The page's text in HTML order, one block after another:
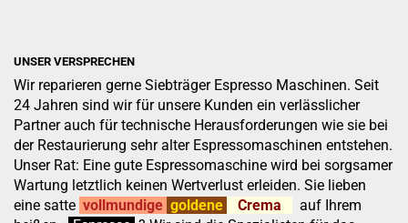
UNSER VERSPRECHEN
Wir reparieren gerne Siebträger Espresso Maschinen. Seit
24 Jahren sind wir für unsere Kunden ein verlässlicher
Partner auch für technische Herausforderungen wie sie bei
der Restaurierung sehr alter Espressomaschinen entstehen.
Unser Rat: Eine gute Espressomaschine wird bei sorgsamer
Wartung letztlich keinen Wertverlust erleiden. Sie lieben
eine satte vollmundige goldene Crema
auf Ihrem